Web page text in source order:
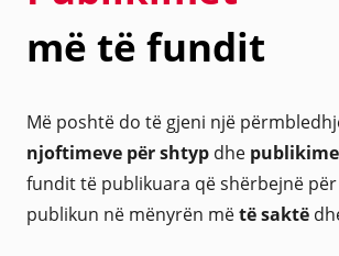
më të fundit
Më poshtë do të gjeni një
njoftimeve për shtyp dhe
fundit të publikuara që shërbejnë
publikun në mënyrën mëtë saktë